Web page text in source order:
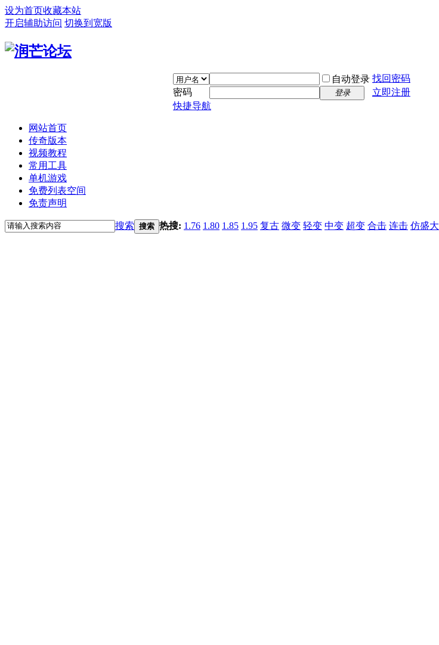
设为首页收藏本站
开启辅助访问 切换到宽版
自动登录 找回密码
密码
登录
立即注册
快捷导航
网站首页
传奇版本
视频教程
常用工具
单机游戏
免费列表空间
免责声明
搜索 搜索 热搜: 1.76 1.80 1.85 1.95 复古 微变 轻变 中变 超变 合击 连击 仿盛大